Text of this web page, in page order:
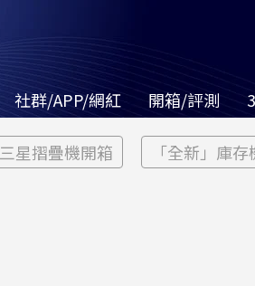
社群/APP/網紅 開箱/評測
三星摺疊機開箱 「全新」庫存